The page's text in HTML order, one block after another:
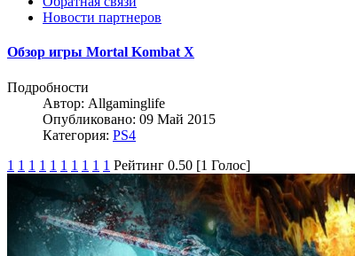
Новости партнеров
Обзор игры Mortal Kombat X
Подробности
Автор: Allgaminglife
Опубликовано: 09 Май 2015
Категория: PS4
1 1 1 1 1 1 1 1 1 1 Рейтинг 0.50 [1 Голос]